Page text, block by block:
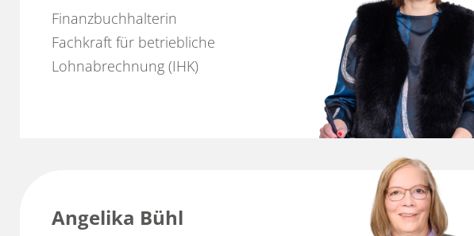
Finanzbuchhalterin
Fachkraft für betriebliche
Lohnabrechnung (IHK)
Angelika Bühl